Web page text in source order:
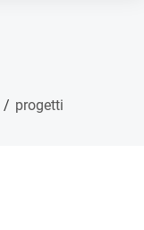
progetti